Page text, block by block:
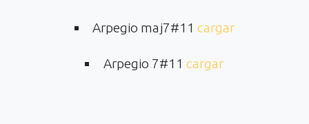
Arpegio maj7#11 cargar
Arpegio 7#11cargar